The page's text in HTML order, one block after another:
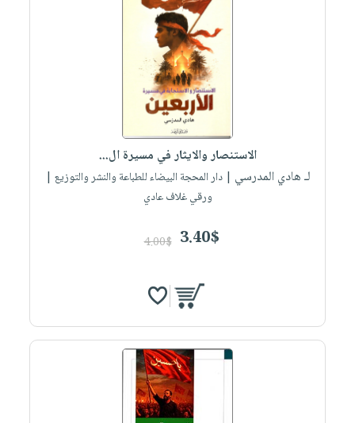
الاستنصار والايثار في مسيرة ال...
لـ هادي المدرسي | دار المحجة البيضاء للطباعة والنشر والتوزيع |
ورقي غلاف عادي
3.40$
4.00$